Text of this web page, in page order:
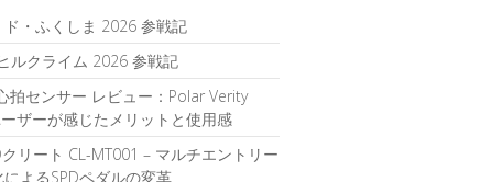
ド・ふくしま 2026 参戦記
ルクライム 2026 参戦記
拍センサー レビュー：Polar Verity
ザーが感じたメリットと使用感
クリート CL-MT001 – マルチエントリー
によるSPDペダルの変革